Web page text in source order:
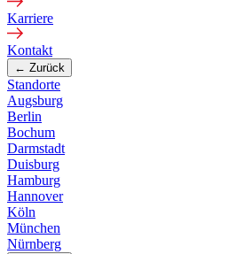
Karriere
Kontakt
← Zurück
Standorte
Augsburg
Berlin
Bochum
Darmstadt
Duisburg
Hamburg
Hannover
Köln
München
Nürnberg